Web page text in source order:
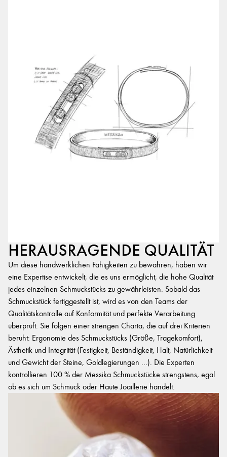
HERAUSRAGENDE QUALITÄT
Um diese handwerklichen Fähigkeiten zu bewahren, haben wir
eine Expertise entwickelt, die es uns ermöglicht, die hohe Qualität
jedes einzelnen Schmuckstücks zu gewährleisten. Sobald das
Schmuckstück fertiggestellt ist, wird es von den Teams der
Qualitätskontrolle auf Konformität und perfekte Verarbeitung
überprüft. Sie folgen einer strengen Charta, die auf drei Kriterien
beruht: Ergonomie des Schmuckstücks (Größe, Tragekomfort),
Ästhetik und Integrität (Festigkeit, Beständigkeit, Halt, Natürlichkeit
und Gewicht der Steine, Goldlegierungen ...). Die Experten
kontrollieren 100 % der Messika Schmuckstücke strengstens, egal
ob es sich um Schmuck oder Haute Joaillerie handelt.